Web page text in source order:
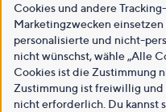
Cookies und andere
Marketingzwecken
personalisierte und nicht-
nicht wünschst, wähle „Alle
Cookies ist die Zustimmung
Zustimmung ist freiwillig
nicht erforderlich. Du kannst